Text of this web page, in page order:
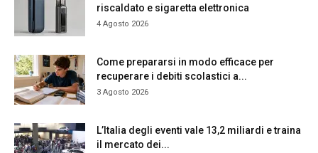
riscaldato e sigaretta elettronica
4 Agosto 2026
Come prepararsi in modo efficace per
recuperare i debiti scolastici a...
3 Agosto 2026
L’Italia degli eventi vale 13,2 miliardi e traina
il mercato dei...